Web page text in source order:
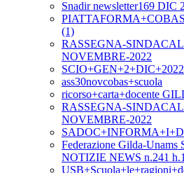
Snadir newsletter169 DIC
(1)
RASSEGNA-
NOVEMBRE-2022
ass30novcobas+scuola
ricorso+carta+docente
RASSEGNA-
NOVEMBRE-2022
Federazione Gilda-
NOTIZIE NEWS n.241